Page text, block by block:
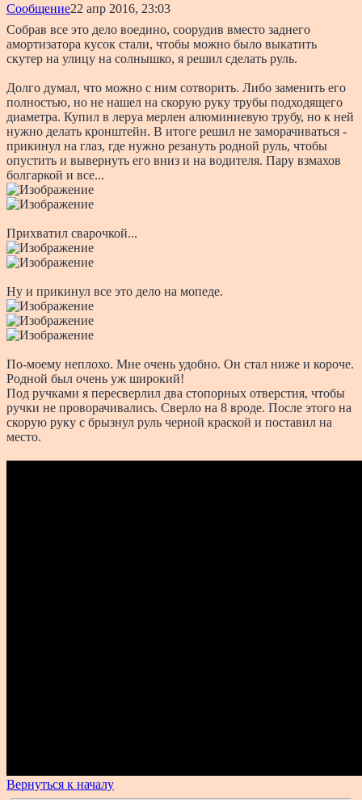
Сообщение22 апр 2016, 23:03
Собрав все это дело воедино, соорудив вместо заднего
амортизатора кусок стали, чтобы можно было выкатить
скутер на улицу на солнышко, я решил сделать руль.
Долго думал, что можно с ним сотворить. Либо заменить его
полностью, но не нашел на скорую руку трубы подходящего
диаметра. Купил в леруа мерлен алюминиевую трубу, но к ней
нужно делать кронштейн. В итоге решил не заморачиваться -
прикинул на глаз, где нужно резануть родной руль, чтобы
опустить и вывернуть его вниз и на водителя. Пару взмахов
болгаркой и все...
Прихватил сварочкой...
Ну и прикинул все это дело на мопеде.
По-моему неплохо. Мне очень удобно. Он стал ниже и короче.
Родной был очень уж широкий!
Под ручками я пересверлил два стопорных отверстия, чтобы
ручки не проворачивались. Сверло на 8 вроде. После этого на
скорую руку с брызнул руль черной краской и поставил на
место.
Вернуться к началу